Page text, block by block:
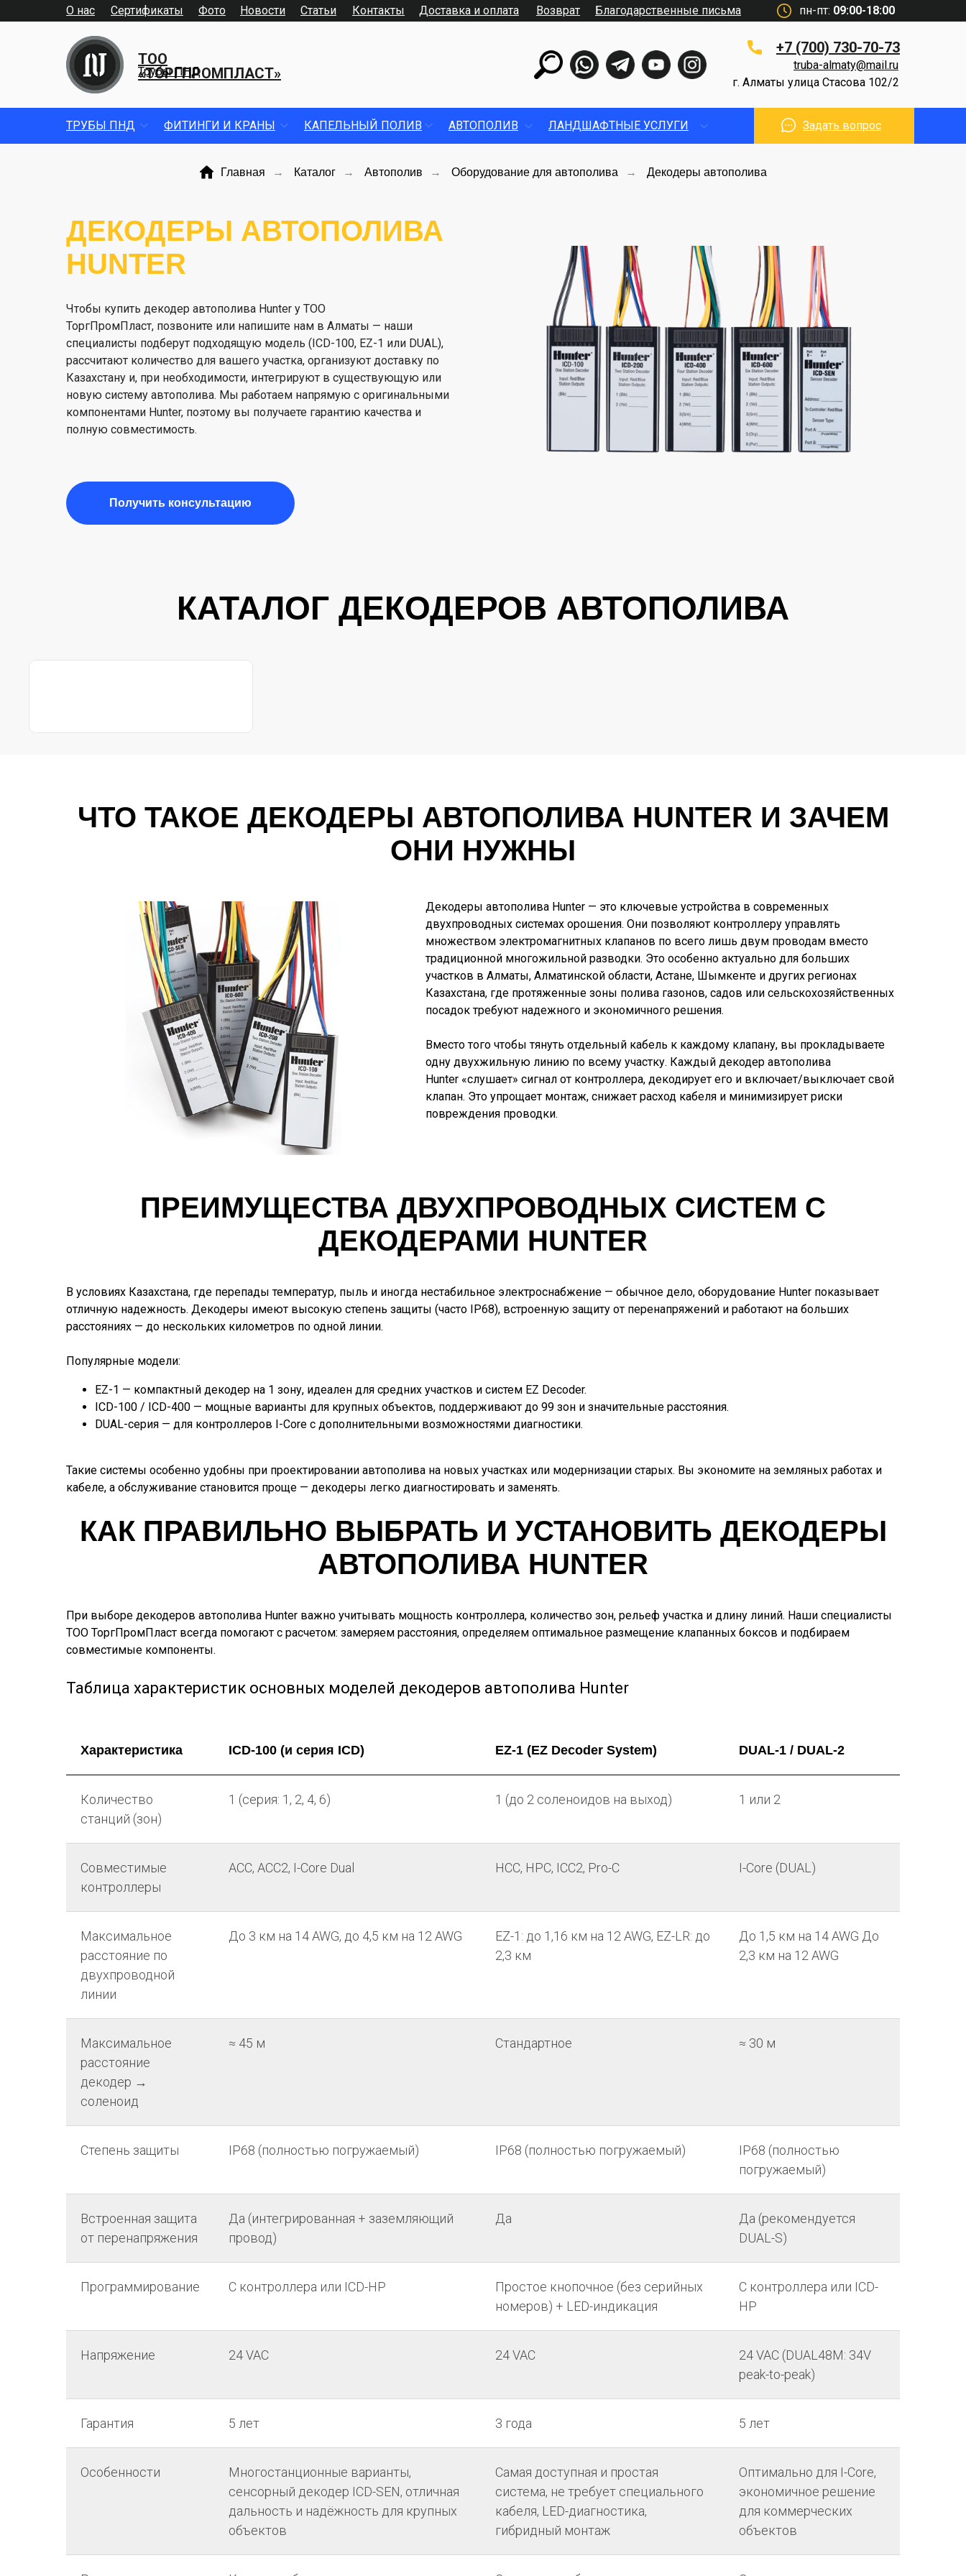
О нас Доставка и оплата
Контакты
Фото
Сертификаты Новости Статьи пн-пт: 09:00-18:00
ТОО
«ТОРГПРОМПЛАСТ»
Трубы ПНД
+7 (700) 730-70-73
г. Алматы улица Стасова 102/2
truba-almaty@mail.ru
Возврат Благодарственные письма
ТРУБЫ ПНД ФИТИНГИ И КРАНЫ КАПЕЛЬНЫЙ ПОЛИВ АВТОПОЛИВ ЛАНДШАФТНЫЕ УСЛУГИ Задать вопрос
Главная → Каталог → Автополив → Оборудование для автополива → Декодеры автополива
ДЕКОДЕРЫ АВТОПОЛИВА
HUNTER
Чтобы купить декодер автополива Hunter у ТОО
ТоргПромПласт, позвоните или напишите нам в Алматы — наши
специалисты подберут подходящую модель (ICD-100, EZ-1 или DUAL),
рассчитают количество для вашего участка, организуют доставку по
Казахстану и, при необходимости, интегрируют в существующую или
новую систему автополива. Мы работаем напрямую с оригинальными
компонентами Hunter, поэтому вы получаете гарантию качества и
полную совместимость.
Получить консультацию
КАТАЛОГ ДЕКОДЕРОВ АВТОПОЛИВА
ЧТО ТАКОЕ ДЕКОДЕРЫ АВТОПОЛИВА HUNTER И ЗАЧЕМ
ОНИ НУЖНЫ
Декодеры автополива Hunter — это ключевые устройства в современных
двухпроводных системах орошения. Они позволяют контроллеру управлять
множеством электромагнитных клапанов по всего лишь двум проводам вместо
традиционной многожильной разводки. Это особенно актуально для больших
участков в Алматы, Алматинской области, Астане, Шымкенте и других регионах
Казахстана, где протяженные зоны полива газонов, садов или сельскохозяйственных
посадок требуют надежного и экономичного решения.
Вместо того чтобы тянуть отдельный кабель к каждому клапану, вы прокладываете
одну двухжильную линию по всему участку. Каждый декодер автополива
Hunter «слушает» сигнал от контроллера, декодирует его и включает/выключает свой
клапан. Это упрощает монтаж, снижает расход кабеля и минимизирует риски
повреждения проводки.
ПРЕИМУЩЕСТВА ДВУХПРОВОДНЫХ СИСТЕМ С
ДЕКОДЕРАМИ HUNTER
В условиях Казахстана, где перепады температур, пыль и иногда нестабильное электроснабжение — обычное дело, оборудование Hunter показывает
отличную надежность. Декодеры имеют высокую степень защиты (часто IP68), встроенную защиту от перенапряжений и работают на больших
расстояниях — до нескольких километров по одной линии.
Популярные модели:
EZ-1 — компактный декодер на 1 зону, идеален для средних участков и систем EZ Decoder.
ICD-100 / ICD-400 — мощные варианты для крупных объектов, поддерживают до 99 зон и значительные расстояния.
DUAL-серия — для контроллеров I-Core с дополнительными возможностями диагностики.
Такие системы особенно удобны при проектировании автополива на новых участках или модернизации старых. Вы экономите на земляных работах и
кабеле, а обслуживание становится проще — декодеры легко диагностировать и заменять.
КАК ПРАВИЛЬНО ВЫБРАТЬ И УСТАНОВИТЬ ДЕКОДЕРЫ
АВТОПОЛИВА HUNTER
При выборе декодеров автополива Hunter важно учитывать мощность контроллера, количество зон, рельеф участка и длину линий. Наши специалисты
ТОО ТоргПромПласт всегда помогают с расчетом: замеряем расстояния, определяем оптимальное размещение клапанных боксов и подбираем
совместимые компоненты.
Таблица характеристик основных моделей декодеров автополива Hunter
Характеристика ICD-100 (и серия ICD) EZ-1 (EZ Decoder System) DUAL-1 / DUAL-2
Количество
станций (зон)
1 (серия: 1, 2, 4, 6) 1 (до 2 соленоидов на выход) 1 или 2
Совместимые
контроллеры
ACC, ACC2, I-Core Dual HCC, HPC, ICC2, Pro-C I-Core (DUAL)
Максимальное
расстояние по
двухпроводной
линии
До 3 км на 14 AWG, до 4,5 км на 12 AWG
EZ-1: до 1,16 км на 12 AWG, EZ-LR: до
2,3 км
До 1,5 км на 14 AWG До
2,3 км на 12 AWG
Максимальное
расстояние
декодер →
соленоид
≈ 45 м Стандартное ≈ 30 м
Степень защиты IP68 (полностью погружаемый) IP68 (полностью погружаемый)
IP68 (полностью
погружаемый)
Встроенная защита
от перенапряжения
Да (интегрированная + заземляющий
провод)
Да
Да (рекомендуется
DUAL-S)
Программирование С контроллера или ICD-HP
Простое кнопочное (без серийных
номеров) + LED-индикация
С контроллера или ICD-
HP
Напряжение 24 VAC 24 VAC
24 VAC (DUAL48M: 34V
peak-to-peak)
Гарантия 5 лет 3 года 5 лет
Особенности
Многостанционные варианты,
сенсорный декодер ICD-SEN, отличная
дальность и надёжность для крупных
объектов
Самая доступная и простая
система, не требует специального
кабеля, LED-диагностика,
гибридный монтаж
Оптимально для I-Core,
экономичное решение
для коммерческих
объектов